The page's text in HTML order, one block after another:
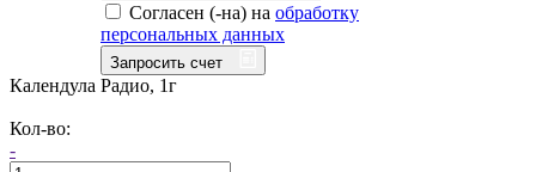
Согласен (-на) на обработку
персональных данных
Запросить счет
Календула Радио, 1г
Кол-во:
-